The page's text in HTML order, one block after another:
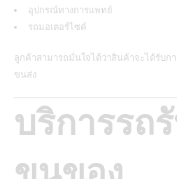
อุปกรณ์ทางการแพทย์
รถมอเตอร์ไซค์
ลูกค้าสามารถมั่นใจได้ว่าสินค้าจะได้รับก
ขนส่ง
บริการรถ